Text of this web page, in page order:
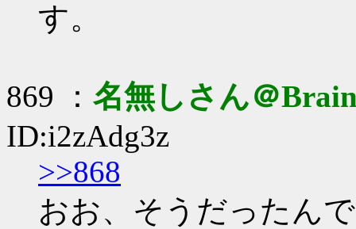
す。
869 ： 名無しさん＠
ID:i2zAdg3z
>>868
おお、そうだったん